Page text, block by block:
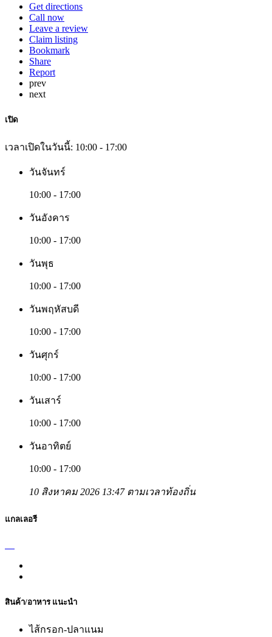
Get directions
Call now
Leave a review
Claim listing
Bookmark
Share
Report
prev
next
เปิด
เวลาเปิดในวันนี้: 10:00 - 17:00
วันจันทร์
10:00 - 17:00
วันอังคาร
10:00 - 17:00
วันพุธ
10:00 - 17:00
วันพฤหัสบดี
10:00 - 17:00
วันศุกร์
10:00 - 17:00
วันเสาร์
10:00 - 17:00
วันอาทิตย์
10:00 - 17:00
10 สิงหาคม 2026 13:47 ตามเวลาท้องถิ่น
แกลเลอรี
สินค้า/อาหาร แนะนำ
ไส้กรอก-ปลาแนม